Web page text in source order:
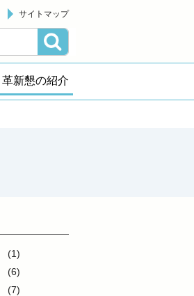
サイトマップ
革新懇の紹介
(1)
(6)
(7)